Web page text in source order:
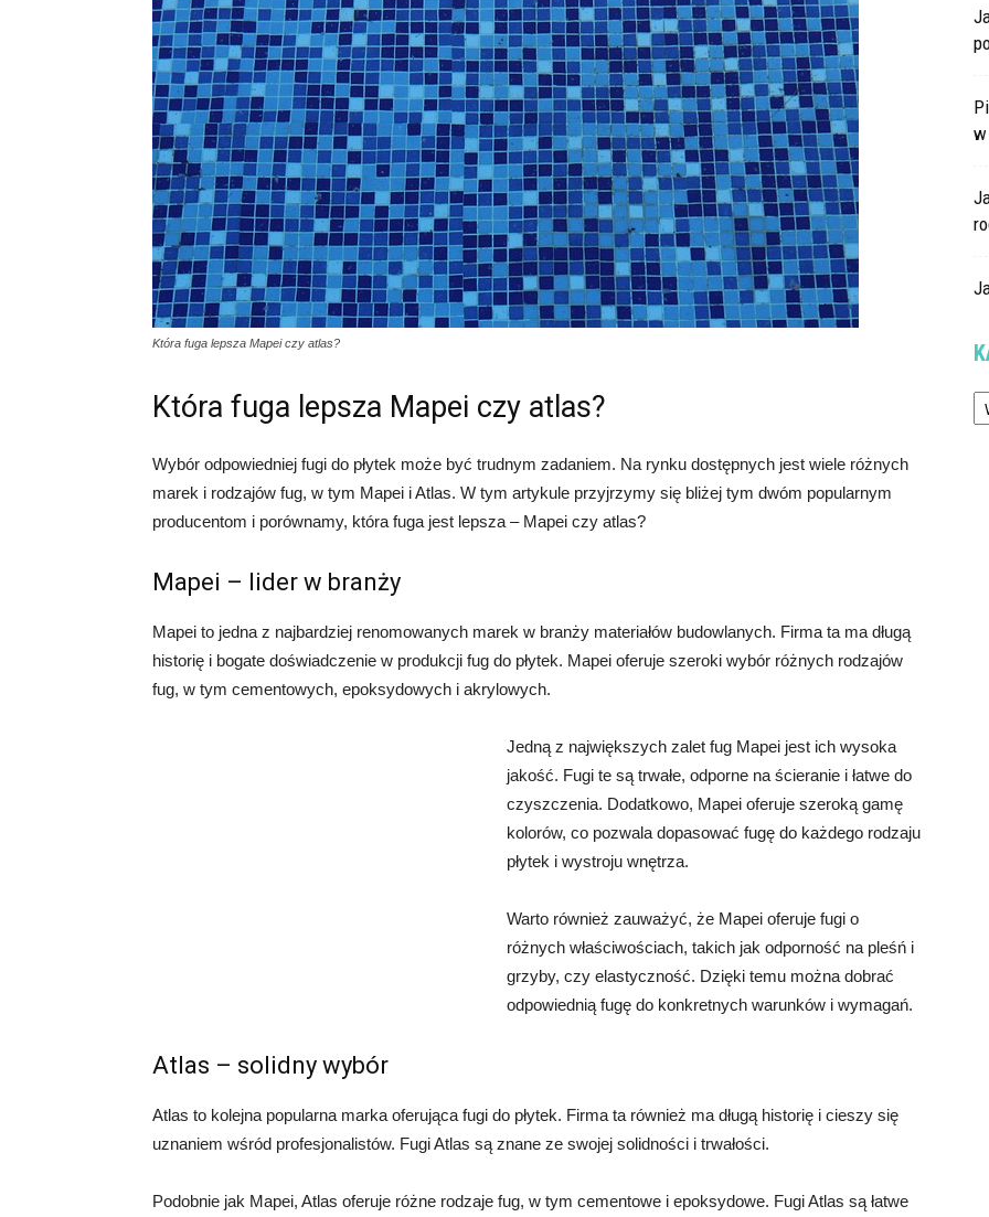
Która fuga lepsza Mapei czy atlas?
Która fuga lepsza Mapei czy atlas?
Wybór odpowiedniej fugi do płytek może być trudnym zadaniem. Na rynku dostępnych jest wiele różnych
marek i rodzajów fug, w tym Mapei i Atlas. W tym artykule przyjrzymy się bliżej tym dwóm popularnym
producentom i porównamy, która fuga jest lepsza – Mapei czy atlas?
Mapei – lider w branży
Mapei to jedna z najbardziej renomowanych marek w branży materiałów budowlanych. Firma ta ma długą
historię i bogate doświadczenie w produkcji fug do płytek. Mapei oferuje szeroki wybór różnych rodzajów
fug, w tym cementowych, epoksydowych i akrylowych.
Jedną z największych zalet fug Mapei jest ich wysoka
jakość. Fugi te są trwałe, odporne na ścieranie i łatwe do
czyszczenia. Dodatkowo, Mapei oferuje szeroką gamę
kolorów, co pozwala dopasować fugę do każdego rodzaju
płytek i wystroju wnętrza.
Warto również zauważyć, że Mapei oferuje fugi o
różnych właściwościach, takich jak odporność na pleśń i
grzyby, czy elastyczność. Dzięki temu można dobrać
odpowiednią fugę do konkretnych warunków i wymagań.
Atlas – solidny wybór
Atlas to kolejna popularna marka oferująca fugi do płytek. Firma ta również ma długą historię i cieszy się
uznaniem wśród profesjonalistów. Fugi Atlas są znane ze swojej solidności i trwałości.
Podobnie jak Mapei, Atlas oferuje różne rodzaje fug, w tym cementowe i epoksydowe. Fugi Atlas są łatwe
w